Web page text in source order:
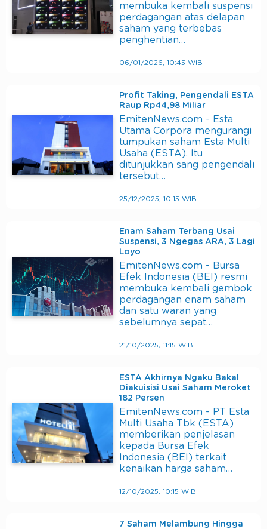
membuka kembali suspensi
perdagangan atas delapan
saham yang terbebas
penghentian…
06/01/2026, 10:45 WIB
Profit Taking, Pengendali ESTA
Raup Rp44,98 Miliar
EmitenNews.com - Esta
Utama Corpora mengurangi
tumpukan saham Esta Multi
Usaha (ESTA). Itu
ditunjukkan sang pengendali
tersebut…
25/12/2025, 10:15 WIB
Enam Saham Terbang Usai
Suspensi, 3 Ngegas ARA, 3 Lagi
Loyo
EmitenNews.com - Bursa
Efek Indonesia (BEI) resmi
membuka kembali gembok
perdagangan enam saham
dan satu waran yang
sebelumnya sepat…
21/10/2025, 11:15 WIB
ESTA Akhirnya Ngaku Bakal
Diakuisisi Usai Saham Meroket
182 Persen
EmitenNews.com - PT Esta
Multi Usaha Tbk (ESTA)
memberikan penjelasan
kepada Bursa Efek
Indonesia (BEI) terkait
kenaikan harga saham…
12/10/2025, 10:15 WIB
7 Saham Melambung Hingga